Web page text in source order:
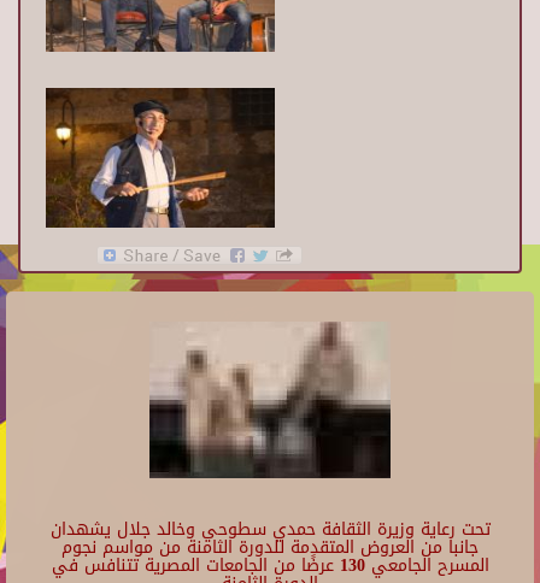
تحت رعاية وزيرة الثقافة حمدي سطوحي وخالد جلال يشهدان
جانبا من العروض المتقدمة للدورة الثامنة من مواسم نجوم
المسرح الجامعي 130 عرضًا من الجامعات المصرية تتنافس في